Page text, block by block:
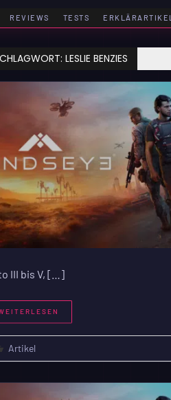
REVIEWS TESTS ERKLÄRARTIKEL
LESLIE BENZIES
III bis V, […]
Artikel